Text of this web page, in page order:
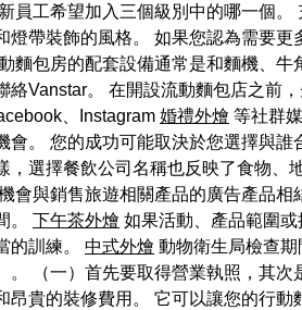
員工希望加入三個級別中的哪一個
燈帶裝飾的風格。 如果您認為需要
麵包房的配套設備通常是和麵機、
絡Vanstar。 在開設流動麵包店之前
、Instagram 婚禮外燴 等社群
會。 您的成功可能取決於您選擇與
，選擇餐飲公司名稱也反映了食物、
會與銷售旅遊相關產品的廣告產品
。 下午茶外燴 如果活動、產品範圍
的訓練。 中式外燴 動物衛生局檢查
。 （一）首先要取得營業執照，其
昂貴的裝修費用。 它可以讓您的行